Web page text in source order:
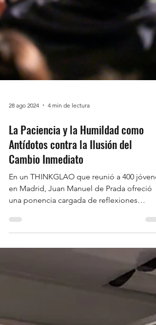
28 ago 2024 4 min de lectura
La Paciencia y la Humildad como
Antídotos contra la Ilusión del
Cambio Inmediato
En un THINKGLAO que reunió a 400
una ponencia cargada de reflexiones
profundas y...